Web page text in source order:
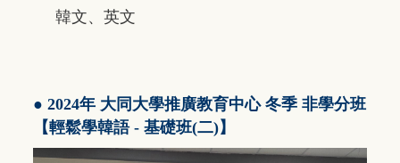
韓文、英文
● 2024年 大同大學推廣教育中心 冬季 非學分班
【輕鬆學韓語 - 基礎班(二)】